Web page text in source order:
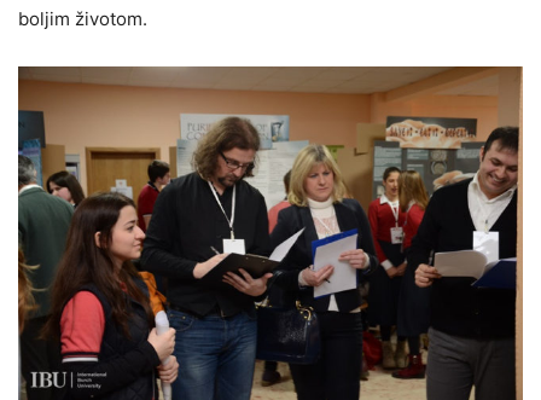
boljim životom.